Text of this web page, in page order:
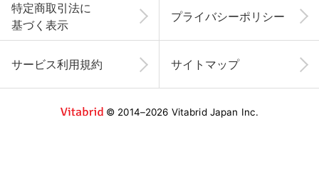
特定商取引法に
基づく表示
プライバシーポリシー
サービス利用規約 サイトマップ
© 2014–2026 Vitabrid Japan Inc.